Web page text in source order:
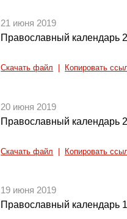
21 июня 2019
Православный календарь
Скачать файл Копировать
20 июня 2019
Православный календарь
Скачать файл Копировать
19 июня 2019
Православный календарь